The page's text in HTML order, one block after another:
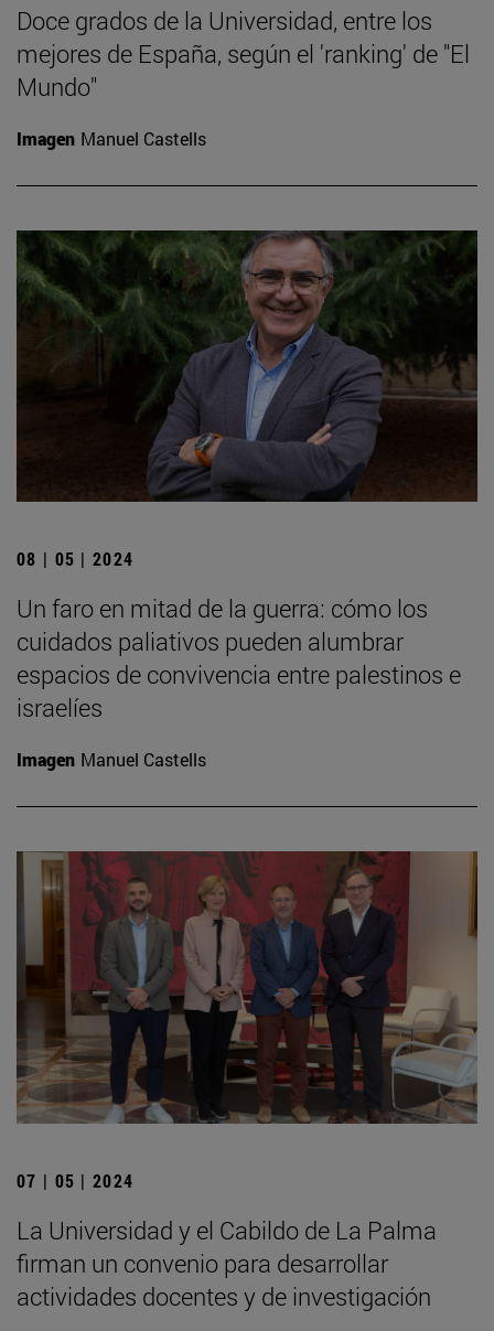
Doce grados de la Universidad, entre los
mejores de España, según el 'ranking' de "El
Mundo"
Imagen Manuel Castells
08 | 05 | 2024
Un faro en mitad de la guerra: cómo los
cuidados paliativos pueden alumbrar
espacios de convivencia entre palestinos e
israelíes
Imagen Manuel Castells
07 | 05 | 2024
La Universidad y el Cabildo de La Palma
firman un convenio para desarrollar
actividades docentes y de investigación